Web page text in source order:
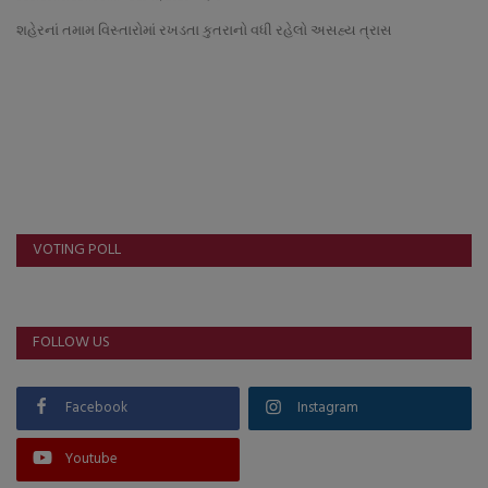
About Author
રાષ્ટ્રીય
જુનાગઢ
Support US
બજારના સમાચાર
શહેરનાં તમામ વિસ્તારોમાં રખડતા કુતરાનો વધી રહેલો અસહ્ય ત્રાસ
VOTING POLL
FOLLOW US
Facebook Instagram
Youtube